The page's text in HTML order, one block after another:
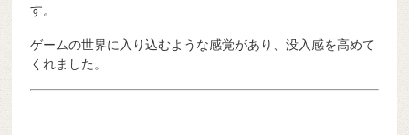
す。
ゲームの世界に入り込むような感覚があり、没入感を高めて
くれました。